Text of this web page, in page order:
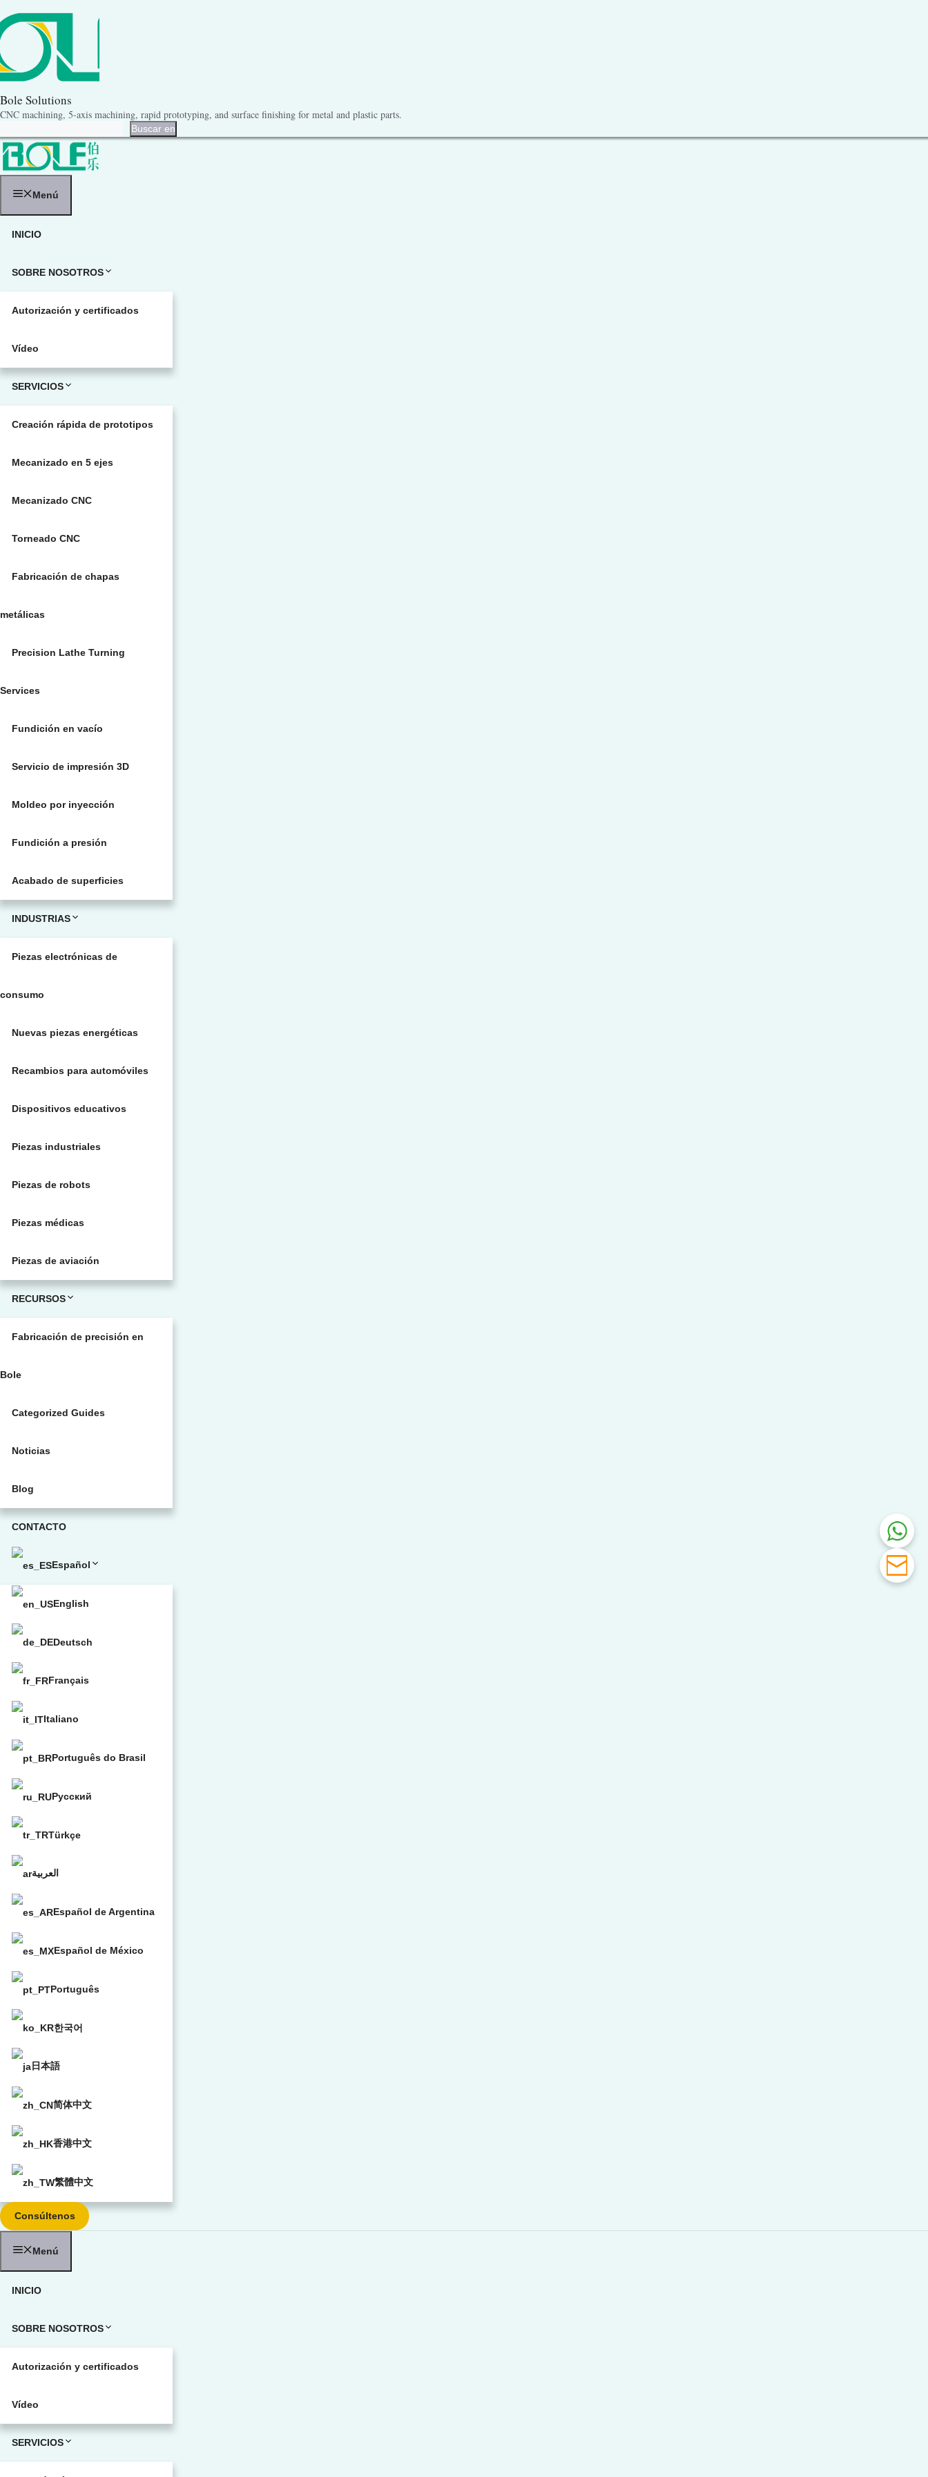
al
contenido
Bole Solutions
CNC machining, 5-axis machining, rapid prototyping, and surface finishing for metal and plastic parts.
Buscar en
Menú
INICIO
SOBRE NOSOTROS
Autorización y certificados
Vídeo
SERVICIOS
Creación rápida de prototipos
Mecanizado en 5 ejes
Mecanizado CNC
Torneado CNC
Fabricación de chapas
metálicas
Precision Lathe Turning
Services
Fundición en vacío
Servicio de impresión 3D
Moldeo por inyección
Fundición a presión
Acabado de superficies
INDUSTRIAS
Piezas electrónicas de
consumo
Nuevas piezas energéticas
Recambios para automóviles
Dispositivos educativos
Piezas industriales
Piezas de robots
Piezas médicas
Piezas de aviación
RECURSOS
Fabricación de precisión en
Bole
Categorized Guides
Noticias
Blog
CONTACTO
Español
English
Deutsch
Français
Italiano
Português do Brasil
Русский
Türkçe
العربية
Español de Argentina
Español de México
Português
한국어
日本語
简体中文
香港中文
繁體中文
Consúltenos
Menú
INICIO
SOBRE NOSOTROS
Autorización y certificados
Vídeo
SERVICIOS